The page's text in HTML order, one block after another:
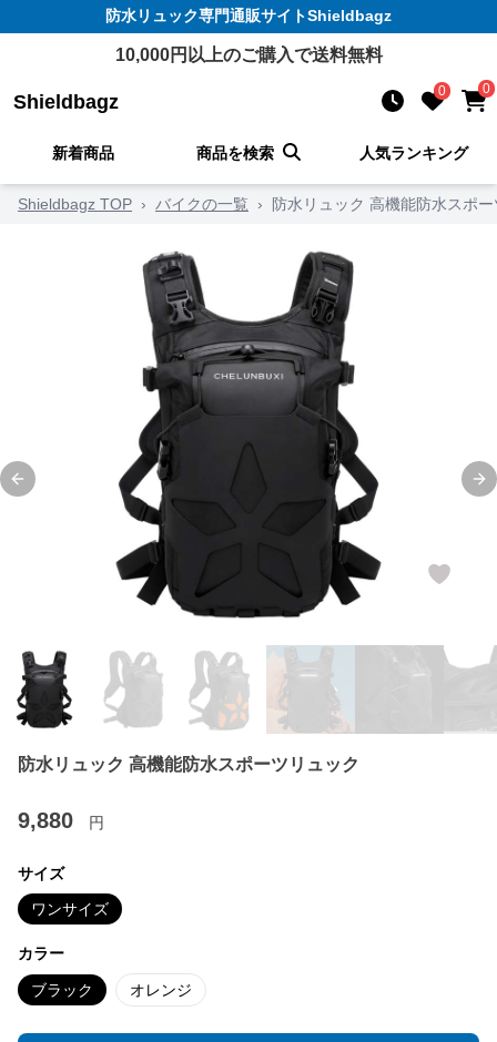
防水リュック専門通販サイトShieldbagz
10,000円以上のご購入で送料無料
Shieldbagz 0 0
新着商品 商品を検索 人気ランキング
Shieldbagz TOP › バイクの一覧 › 防水リュック 高機能防水スポ
Previous slide
防水リュック 高機能防水スポーツリュック
9,880 円
サイズ
ワンサイズ
カラー
ブラック オレンジ